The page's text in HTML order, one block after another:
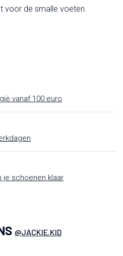
voor de smalle voeten.
vanaf 100 euro
je schoenen klaar
@JACKIE.KID